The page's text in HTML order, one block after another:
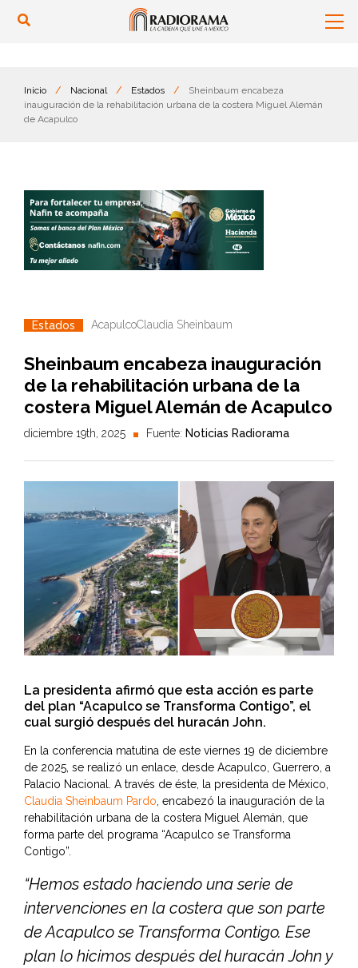
Inicio / Nacional / Estados /
Sheinbaum encabeza
inauguración de la rehabilitación urbana de la costera Miguel Alemán
de Acapulco
Estados AcapulcoClaudia Sheinbaum
Sheinbaum encabeza inauguración
de la rehabilitación urbana de la
costera Miguel Alemán de Acapulco
diciembre 19th, 2025 Fuente: Noticias Radiorama
La presidenta afirmó que esta acción es parte
del plan “Acapulco se Transforma Contigo”, el
cual surgió después del huracán John.
En la conferencia matutina de este viernes 19 de diciembre
de 2025, se realizó un enlace, desde Acapulco, Guerrero, a
Palacio Nacional. A través de éste, la presidenta de México,
Claudia Sheinbaum Pardo, encabezó la inauguración de la
rehabilitación urbana de la costera Miguel Alemán, que
forma parte del programa “Acapulco se Transforma
Contigo”.
“Hemos estado haciendo una serie de
intervenciones en la costera que son parte
de Acapulco se Transforma Contigo. Ese
plan lo hicimos después del huracán John y